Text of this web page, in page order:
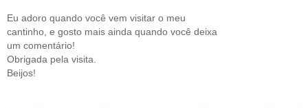
Eu adoro quando você vem visitar o meu
cantinho, e gosto mais ainda quando você deixa
um comentário!
Obrigada pela visita.
Beijos!